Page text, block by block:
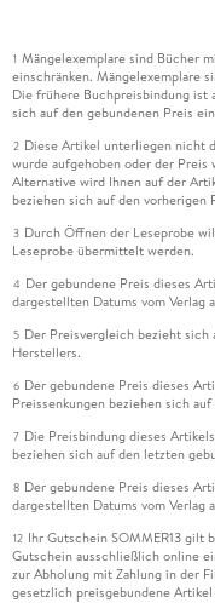
1 Mängelexemplare sind Bücher
einschränken. Mängelexemplare
Die frühere Buchpreisbindung ist
sich auf den gebundenen Preis
2 Diese Artikel unterliegen nicht
wurde aufgehoben oder der
Alternative wird Ihnen auf der
beziehen sich auf den vorherigen
3 Durch Öffnen der Leseprobe
Leseprobe übermittelt werden.
4 Der gebundene Preis dieses
dargestellten Datums vom Verlag
5 Der Preisvergleich bezieht
Herstellers.
6 Der gebundene Preis dieses
Preissenkungen beziehen sich
7 Die Preisbindung dieses
beziehen sich auf den letzten
8 Der gebundene Preis dieses
dargestellten Datums vom Verlag
12 Ihr Gutschein SOMMER13 gilt
Gutschein ausschließlich online
zur Abholung mit Zahlung in der
gesetzlich preisgebundene